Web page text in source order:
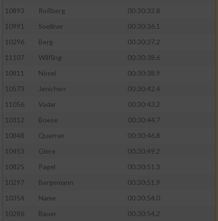
10893
Roßberg
00:30:32.8
10991
Soellner
00:30:36.1
10296
Berg
00:30:37.2
11107
Wilfling
00:30:38.6
10811
Nösel
00:30:38.9
10573
Jenichen
00:30:42.4
11056
Vadar
00:30:43.2
10312
Boese
00:30:44.7
10848
Querner
00:30:46.8
10453
Giere
00:30:49.2
10825
Pagel
00:30:51.3
10297
Bergemann
00:30:51.9
10354
Name
00:30:54.0
10286
Bauer
00:30:54.2